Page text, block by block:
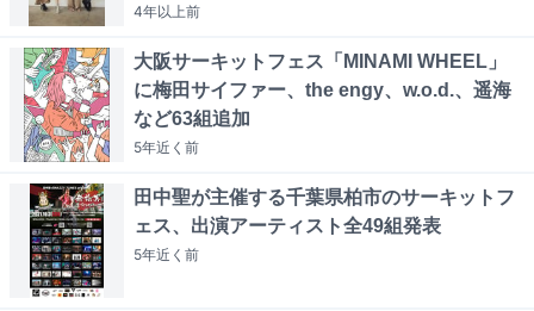
4年以上前
大阪サーキットフェス「MINAMI WHEEL」
に梅田サイファー、the engy、w.o.d.、遥海
など63組追加
5年近く 前
田中聖が主催する千葉県柏市のサーキットフ
ェス、出演アーティスト全49組発表
5年近く 前